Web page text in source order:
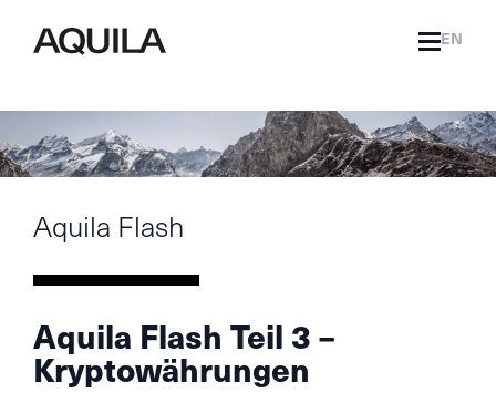
EN
Aquila Flash
Aquila Flash Teil 3 –
Kryptowährungen